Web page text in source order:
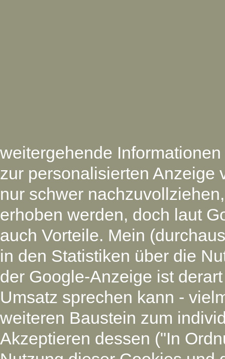
weitergehende
zur personalisierten Anzeige
nur schwer
erhoben werden, doch laut
auch Vorteile. Mein
in den Statistiken über die
der Google-Anzeige ist
Umsatz sprechen kann -
weiteren Baustein zum
Akzeptieren dessen ("In